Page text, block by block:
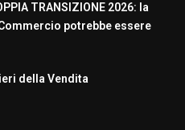
TRANSIZIONE 2026: la
potrebbe essere
della Vendita